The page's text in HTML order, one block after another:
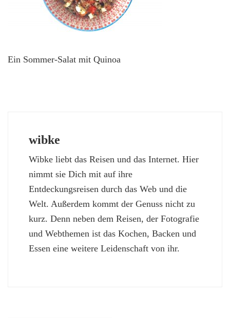
Ein Sommer-Salat mit Quinoa
wibke
Wibke liebt das Reisen und das Internet. Hier
nimmt sie Dich mit auf ihre
Entdeckungsreisen durch das Web und die
Welt. Außerdem kommt der Genuss nicht zu
kurz. Denn neben dem Reisen, der Fotografie
und Webthemen ist das Kochen, Backen und
Essen eine weitere Leidenschaft von ihr.